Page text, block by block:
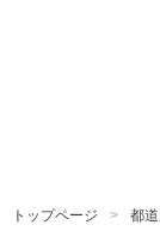
トップページ 都